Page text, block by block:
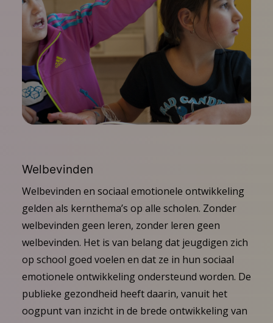
Welbevinden
Welbevinden en sociaal emotionele ontwikkeling
gelden als kernthema’s op alle scholen. Zonder
welbevinden geen leren, zonder leren geen
welbevinden. Het is van belang dat jeugdigen zich
op school goed voelen en dat ze in hun sociaal
emotionele ontwikkeling ondersteund worden. De
publieke gezondheid heeft daarin, vanuit het
oogpunt van inzicht in de brede ontwikkeling van